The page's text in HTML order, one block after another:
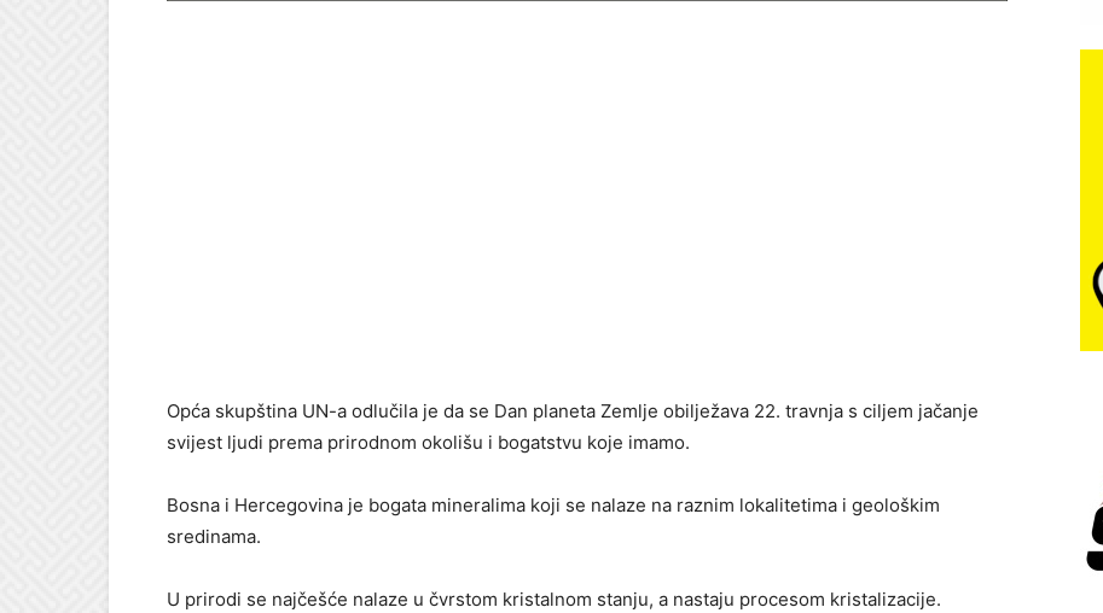
Opća skupština UN-a odlučila je da se Dan planeta Zemlje obilježava 22. travnja s ciljem jačanje
svijest ljudi prema prirodnom okolišu i bogatstvu koje imamo.
Bosna i Hercegovina je bogata mineralima koji se nalaze na raznim lokalitetima i geološkim
sredinama.
U prirodi se najčešće nalaze u čvrstom kristalnom stanju, a nastaju procesom kristalizacije.